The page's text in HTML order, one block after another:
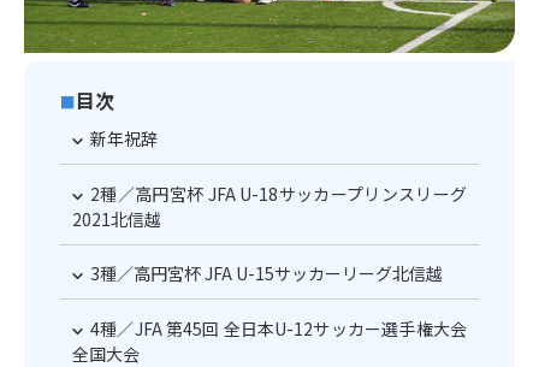
■目次
新年祝辞
2種／高円宮杯 JFA U-18サッカープリンスリーグ
2021北信越
3種／高円宮杯 JFA U-15サッカーリーグ北信越
4種／JFA 第45回 全日本U-12サッカー選手権大会
全国大会